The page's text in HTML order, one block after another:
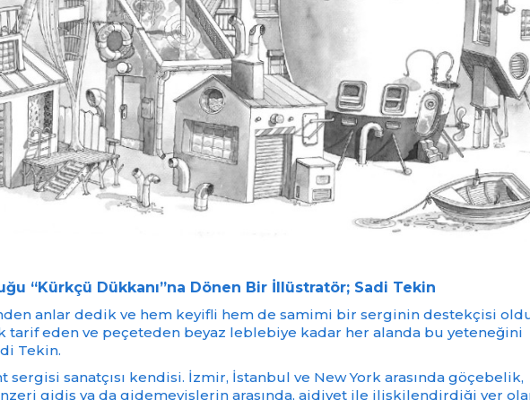
“Kürkçü Dükkanı”na Dönen Bir İllüstratör; Sadi Tekin
anlar dedik ve hem keyifli hem de samimi bir serginin destekçisi
tarif eden ve peçeteden beyaz leblebiye kadar her alanda bu yeteneğini
Tekin.
sergisi sanatçısı kendisi. İzmir, İstanbul ve New York arasında göçebelik,
gidiş ya da gidemeyişlerin arasında, aidiyet ile ilişkilendirdiği yer